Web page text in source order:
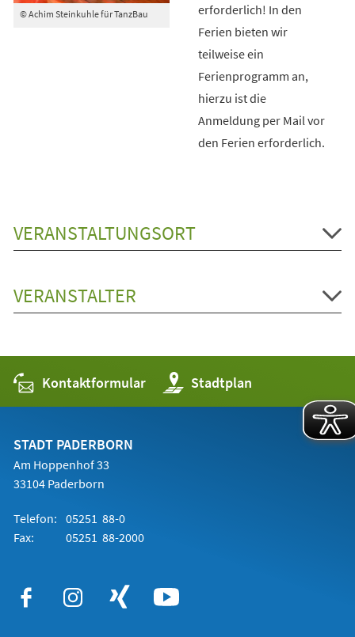
© Achim Steinkuhle für TanzBau
erforderlich! In den
Ferien bieten wir
teilweise ein
Ferienprogramm an,
hierzu ist die
Anmeldung per Mail vor
den Ferien erforderlich.
VERANSTALTUNGSORT
VERANSTALTER
Kontaktformular Stadtplan
(Öffnet
in
einem
STADT PADERBORN
Am Hoppenhof 33
33104 Paderborn
Telefon: 05251 88-0
Fax:
05251 88-2000